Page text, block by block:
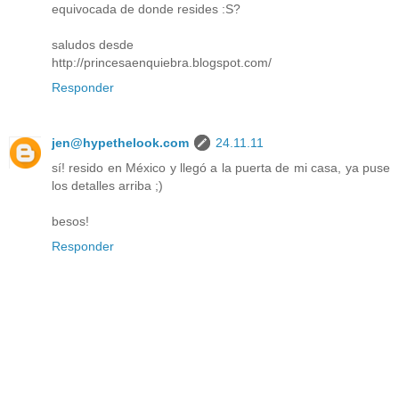
equivocada de donde resides :S?
saludos desde
http://princesaenquiebra.blogspot.com/
Responder
jen@hypethelook.com
24.11.11
sí! resido en México y llegó a la puerta de mi casa, ya puse
los detalles arriba ;)
besos!
Responder